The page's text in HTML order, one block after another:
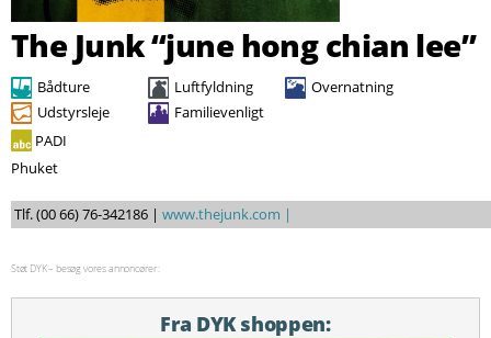
The Junk “june hong chian lee”
Bådture Luftfyldning
Overnatning
Udstyrsleje
Familievenligt
PADI
Phuket
Tlf. (00 66) 76-342186 | www.thejunk.com |
Støt DYK – besøg vores annoncører:
Fra DYK shoppen: